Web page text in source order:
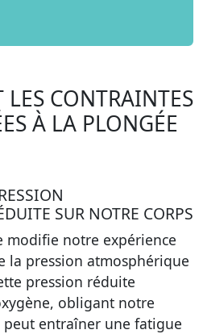
LES CONTRAINTES
À LA PLONGÉE
SUR NOTRE CORPS
modifie notre expérience
la pression atmosphérique
pression réduite
obligant notre
peut entraîner une fatigue